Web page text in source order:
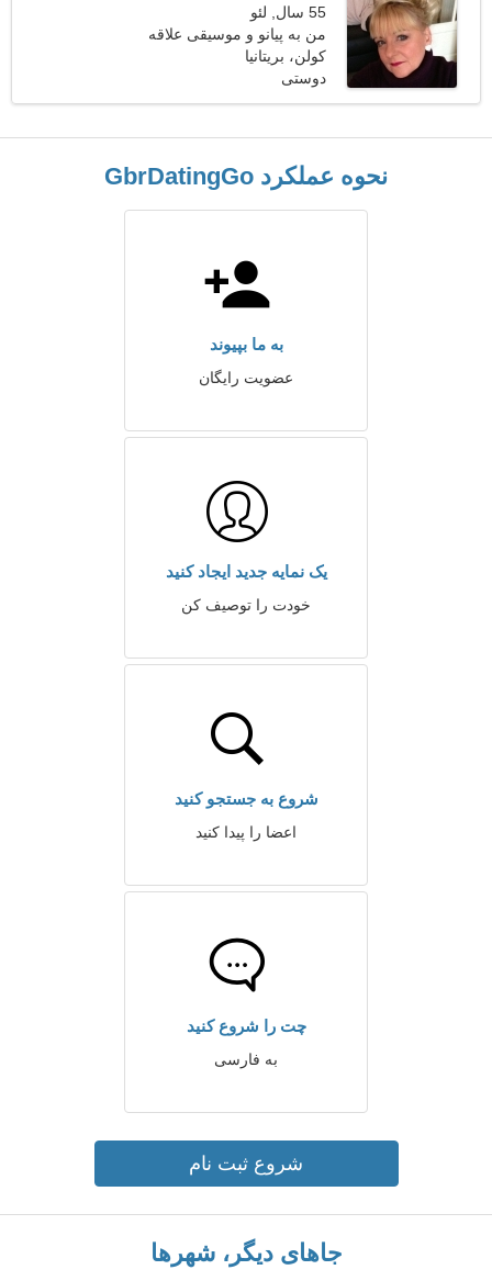
55 سال, لئو
من به پیانو و موسیقی علاقه
دارم
کولن، بریتانیا
دوستی
نحوه عملکرد GbrDatingGo
به ما بپیوند
عضویت رایگان
یک نمایه جدید ایجاد کنید
خودت را توصیف کن
شروع به جستجو کنید
اعضا را پیدا کنید
چت را شروع کنید
به فارسی
شروع ثبت نام
جاهای دیگر، شهرها